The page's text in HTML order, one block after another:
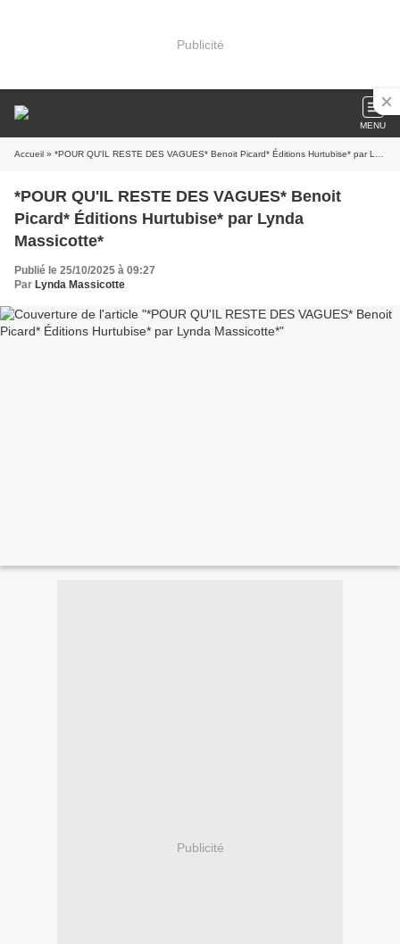
Publicité
MENU
Accueil » *POUR QU'IL RESTE DES VAGUES* Benoit Picard* Éditions Hurtubise* par Lynda Massicotte*
*POUR QU'IL RESTE DES VAGUES* Benoit
Picard* Éditions Hurtubise* par Lynda
Massicotte*
Publié le 25/10/2025 à 09:27
Par Lynda Massicotte
Publicité